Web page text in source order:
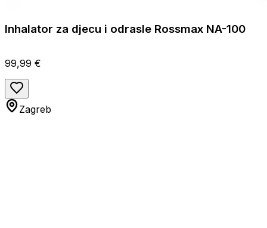
Inhalator za djecu i odrasle Rossmax NA-100
99,99 €
Zagreb